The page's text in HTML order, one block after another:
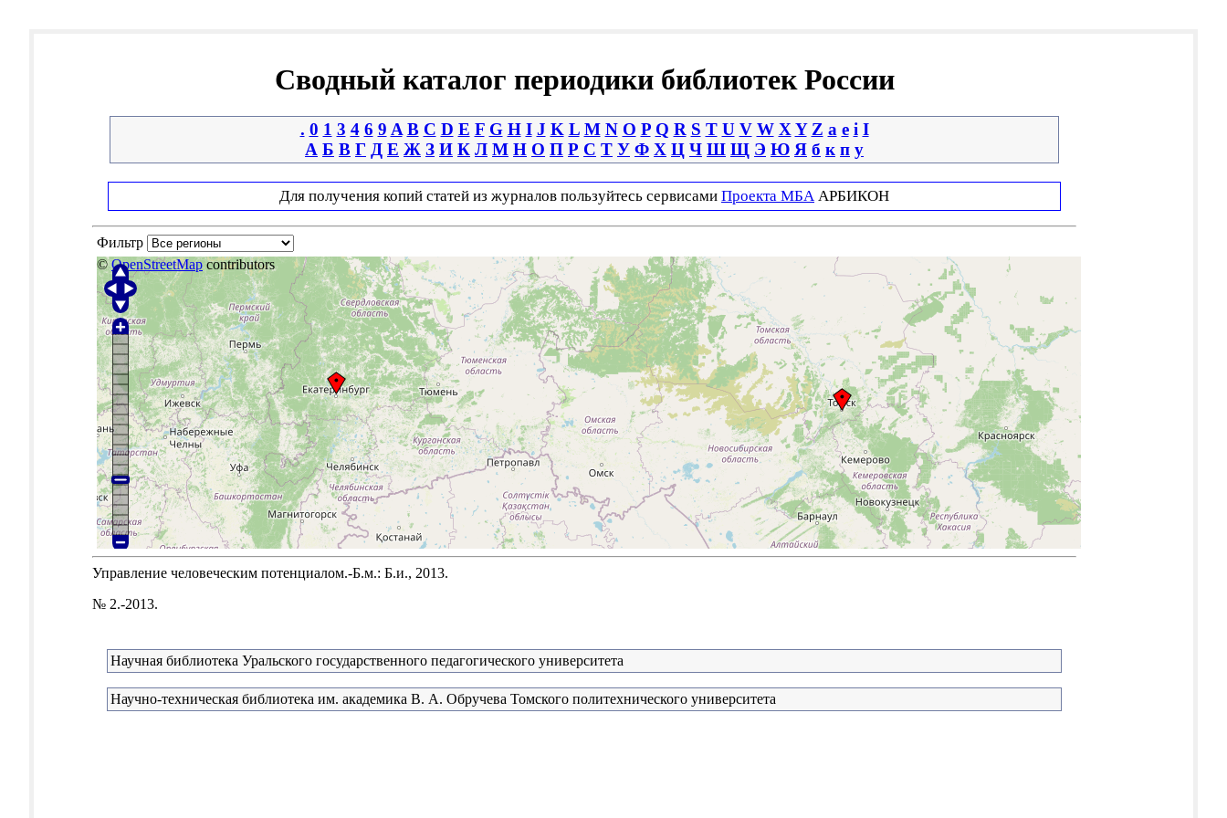
Сводный каталог периодики библиотек России
. 0 1 3 4 6 9 A B C D E F G H I J K L M N O P Q R S T U V W X Y Z a e i І
А Б В Г Д Е Ж З И К Л М Н О П Р С Т У Ф Х Ц Ч Ш Щ Э Ю Я б к п у
Для получения копий статей из журналов пользуйтесь сервисами Проекта МБА АРБИКОН
Фильтр
©OpenStreetMapcontributors
Управление человеческим потенциалом.-Б.м.: Б.и., 2013.
№ 2.-2013.
Научная библиотека Уральского государственного педагогического университета
Научно-техническая библиотека им. академика В. А. Обручева Томского политехнического университета